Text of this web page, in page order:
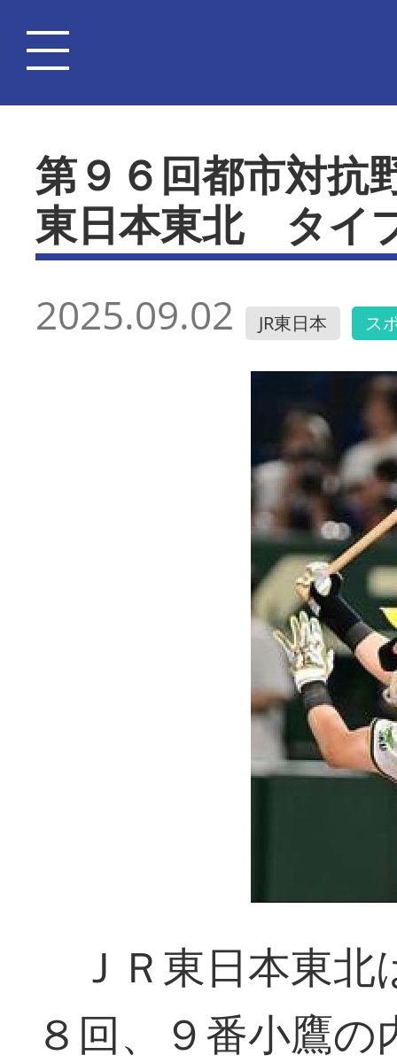
第９６回都市対
東日本東北 タイ
2025.09.02 JR東日本 ス
ＪＲ東日本東北
８回、９番小鷹